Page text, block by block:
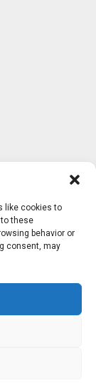
like cookies to
these
behavior or
consent, may